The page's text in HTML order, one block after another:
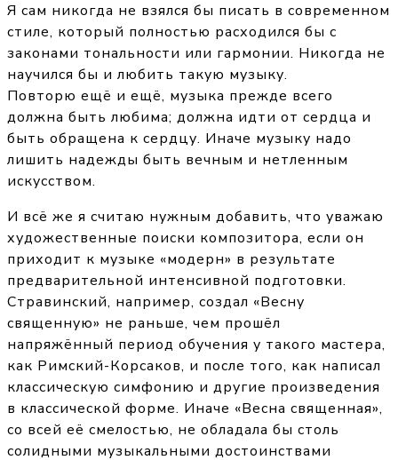
Я сам никогда не взялся бы писать в современном
стиле, который полностью расходился бы с
законами тональности или гармонии. Никогда не
научился бы и любить такую музыку.
Повторю ещё и ещё, музыка прежде всего
должна быть любима; должна идти от сердца и
быть обращена к сердцу. Иначе музыку надо
лишить надежды быть вечным и нетленным
искусством.
И всё же я считаю нужным добавить, что уважаю
художественные поиски композитора, если он
приходит к музыке «модерн» в результате
предварительной интенсивной подготовки.
Стравинский, например, создал «Весну
священную» не раньше, чем прошёл
напряжённый период обучения у такого мастера,
как Римский-Корсаков, и после того, как написал
классическую симфонию и другие произведения
в классической форме. Иначе «Весна священная»,
со всей её смелостью, не обладала бы столь
солидными музыкальными достоинствами